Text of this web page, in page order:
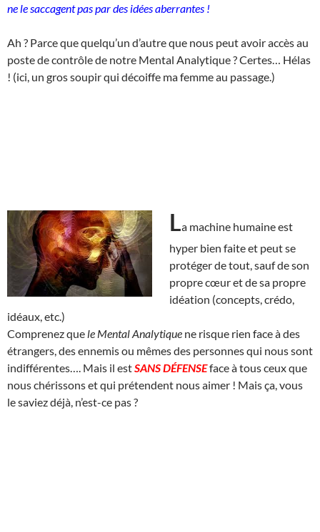
ne le saccagent pas par des idées aberrantes !
Ah ? Parce que quelqu’un d’autre que nous peut avoir accès au
poste de contrôle de notre Mental Analytique ? Certes… Hélas
! (ici, un gros soupir qui décoiffe ma femme au passage.)
La machine humaine est
hyper bien faite et peut se
protéger de tout, sauf de son
propre cœur et de sa propre
idéation (concepts, crédo,
idéaux, etc.)
Comprenez que le Mental Analytique ne risque rien face à des
étrangers, des ennemis ou mêmes des personnes qui nous sont
indifférentes…. Mais il estSANS DÉFENSEface à tous ceux que
nous chérissons et qui prétendent nous aimer ! Mais ça, vous
le saviez déjà, n’est-ce pas ?